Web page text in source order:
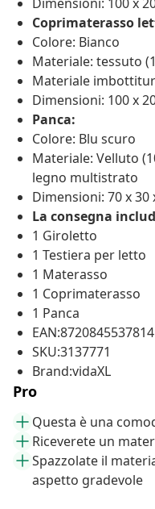
Coprimaterasso
Colore: Bianco
Materiale: tessuto
Materiale
Dimensioni: 100 x
Panca:
Colore: Blu scuro
Materiale: Velluto
legno multistrato
Dimensioni: 70 x 30
La consegna
1 Giroletto
1 Testiera per letto
1 Materasso
1 Coprimaterasso
1 Panca
EAN:8720845537814
SKU:3137771
Brand:vidaXL
Pro
Questa è una
Riceverete un
Spazzolate il
aspetto gradevole